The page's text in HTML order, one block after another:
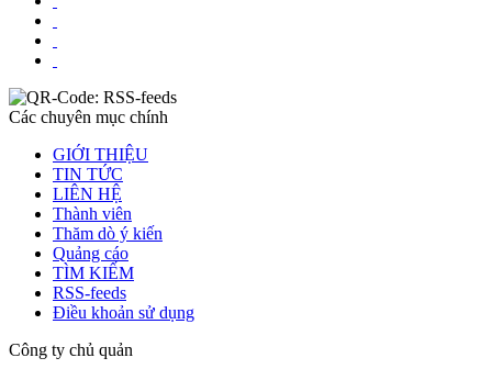
Các chuyên mục chính
GIỚI THIỆU
TIN TỨC
LIÊN HỆ
Thành viên
Thăm dò ý kiến
Quảng cáo
TÌM KIẾM
RSS-feeds
Điều khoản sử dụng
Công ty chủ quản